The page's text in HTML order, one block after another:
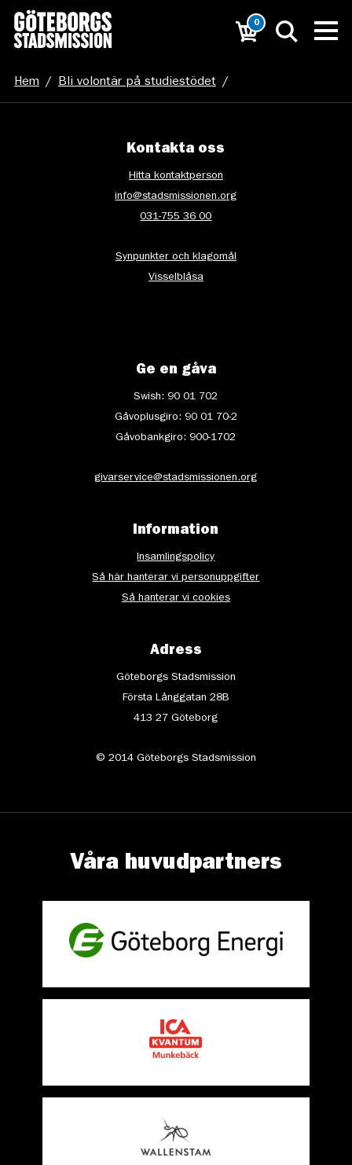
0
Hem / Bli volontär på studiestödet /
Kontakta oss
Hitta kontaktperson
info@stadsmissionen.org
031-755 36 00
Synpunkter och klagomål
Visselblåsa
Ge en gåva
Swish: 90 01 702
Gåvoplusgiro: 90 01 70-2
Gåvobankgiro: 900-1702
givarservice@stadsmissionen.org
Information
Insamlingspolicy
Så här hanterar vi personuppgifter
Så hanterar vi cookies
Adress
Göteborgs Stadsmission
Första Långgatan 28B
413 27 Göteborg
© 2014 Göteborgs Stadsmission
Våra huvudpartners